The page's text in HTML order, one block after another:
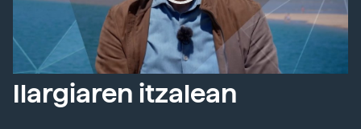
Ilargiaren itzalean